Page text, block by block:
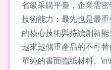
省級采購平臺，企業需密
技術能力：最先也是最重
的核心技術與持續創新
越來越側重產品的不可
單純的書面臨紙材料。